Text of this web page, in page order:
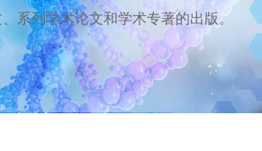
系列学术论文和学术专著的出版。